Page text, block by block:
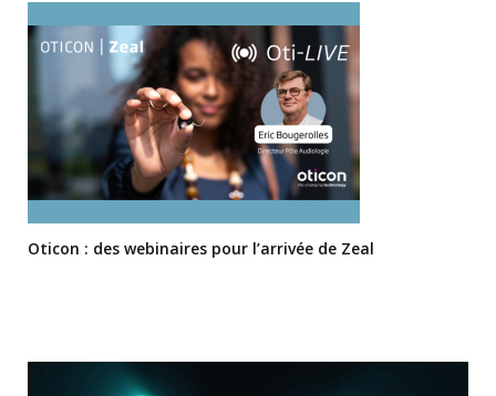
Oticon : des webinaires pour l’arrivée de Zeal